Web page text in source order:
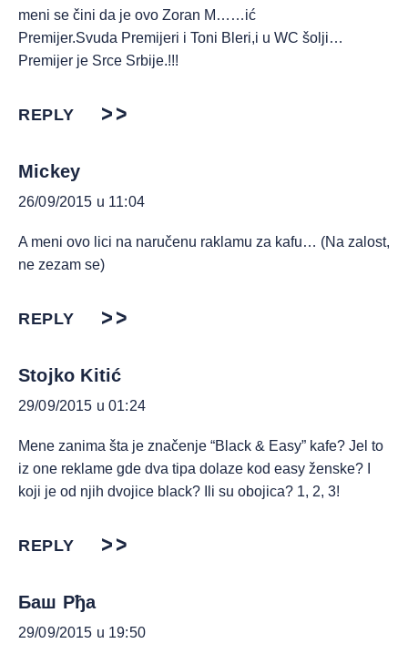
meni se čini da je ovo Zoran M……ić
Premijer.Svuda Premijeri i Toni Bleri,i u WC šolji…
Premijer je Srce Srbije.!!!
REPLY
Mickey
26/09/2015 u 11:04
A meni ovo lici na naručenu raklamu za kafu… (Na zalost,
ne zezam se)
REPLY
Stojko Kitić
29/09/2015 u 01:24
Mene zanima šta je značenje “Black & Easy” kafe? Jel to
iz one reklame gde dva tipa dolaze kod easy ženske? I
koji je od njih dvojice black? Ili su obojica? 1, 2, 3!
REPLY
Баш Рђа
29/09/2015 u 19:50